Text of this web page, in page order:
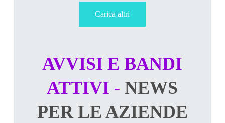
Carica altri
AVVISI E BANDI
ATTIVI -NEWS
PER LE AZIENDE